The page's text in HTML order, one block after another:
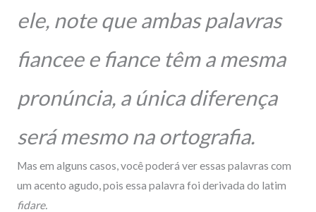
ele, note que ambas palavras
fiancee e fiance têm a mesma
pronúncia, a única diferença
será mesmo na ortografia.
Mas em alguns casos, você poderá ver essas palavras com
um acento agudo, pois essa palavra foi derivada do latim
fidare.